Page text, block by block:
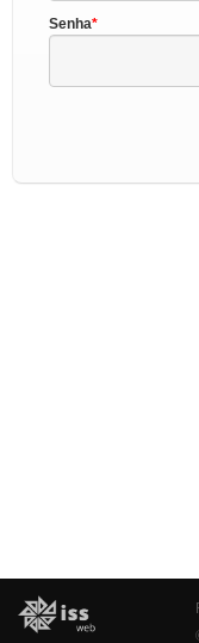
Senha